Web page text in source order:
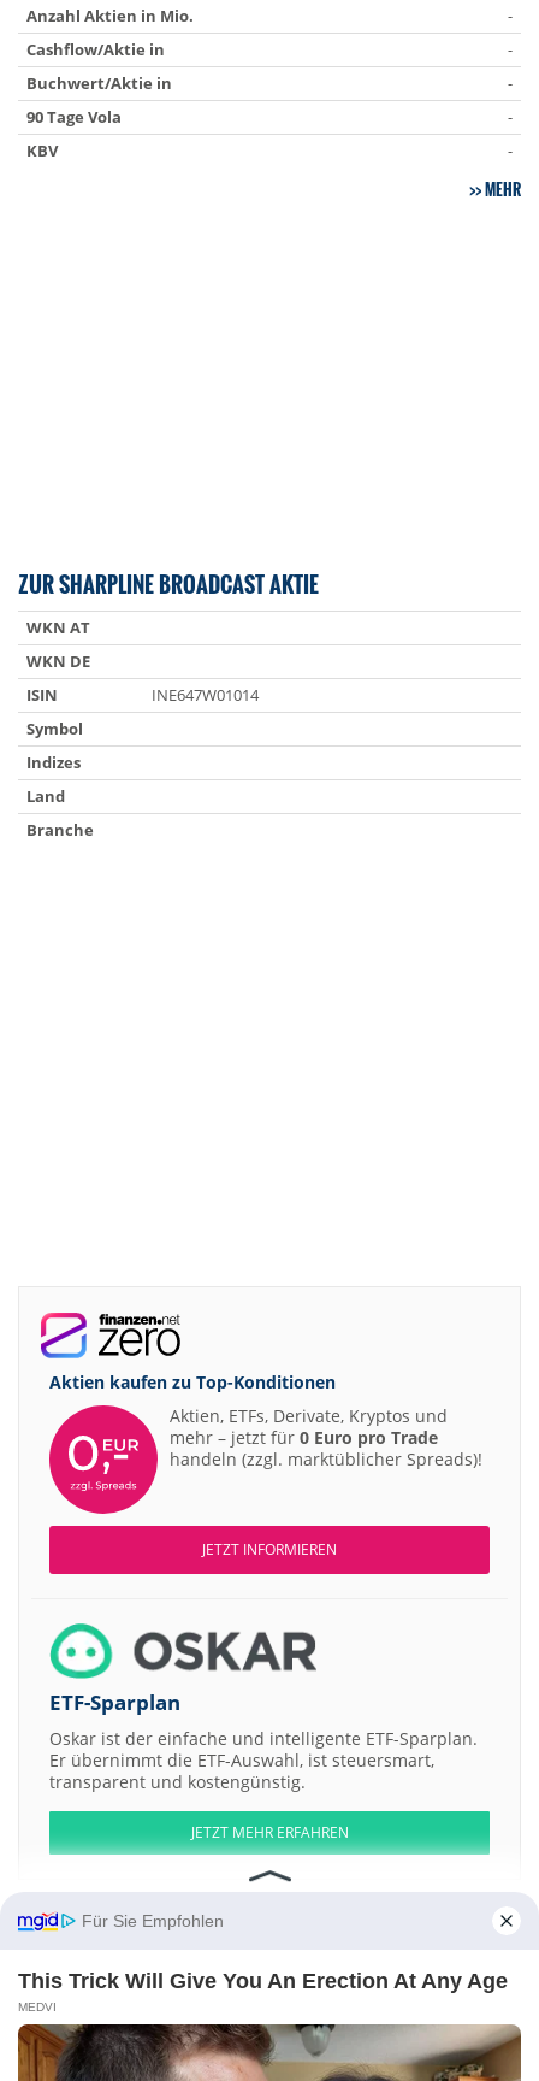
Anzahl Aktien in Mio.
-
Cashflow/Aktie in
-
Buchwert/Aktie in
-
90 Tage Vola
-
KBV
-
MEHR
ZUR SHARPLINE BROADCAST AKTIE
WKN AT
WKN DE
ISIN
INE647W01014
Symbol
Indizes
Land
Branche
Aktien kaufen zu Top-Konditionen
Aktien, ETFs, Derivate, Kryptos und
mehr – jetzt für 0 Euro pro Trade
handeln (zzgl. marktüblicher Spreads)!
JETZT INFORMIEREN
ETF-Sparplan
Oskar ist der einfache und intelligente ETF-Sparplan.
Er übernimmt die ETF-Auswahl, ist steuersmart,
transparent und kostengünstig.
JETZT MEHR ERFAHREN
Aktien ATX DAX EuroStoxx 50 Dow Jones NASDAQ 100 Nikkei 225
Weitere Aktien:
TMC The Metals Company E-Pango Arqit Quantum Incorporation
Für Sie Empfohlen
This Trick Will Give You An Erection At Any Age
MEDVI